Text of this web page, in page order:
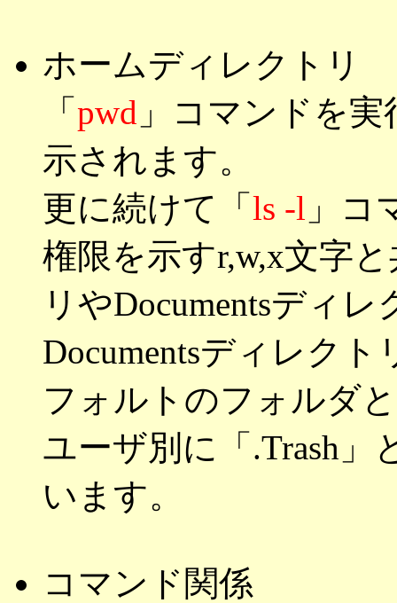
ホームディレクトリ
「 pwd 」コマンドを
示されます。
更に続けて「 ls -l 」コ
権限を示すr,w,x文字
リやDocumentsディ
Documentsディレク
フォルトのフォルダ
ユーザ別に「.Trash
います。
コマンド関係